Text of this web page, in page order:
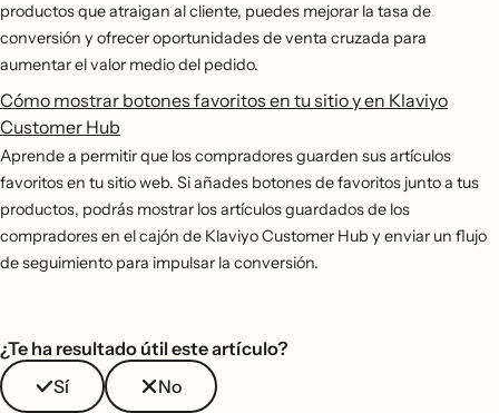
productos que atraigan al cliente, puedes mejorar la tasa de
conversión y ofrecer oportunidades de venta cruzada para
aumentar el valor medio del pedido.
Cómo mostrar botones favoritos en tu sitio y en Klaviyo
Customer Hub
Aprende a permitir que los compradores guarden sus artículos
favoritos en tu sitio web. Si añades botones de favoritos junto a tus
productos, podrás mostrar los artículos guardados de los
compradores en el cajón de Klaviyo Customer Hub y enviar un flujo
de seguimiento para impulsar la conversión.
¿Te ha resultado útil este artículo?
Sí
No